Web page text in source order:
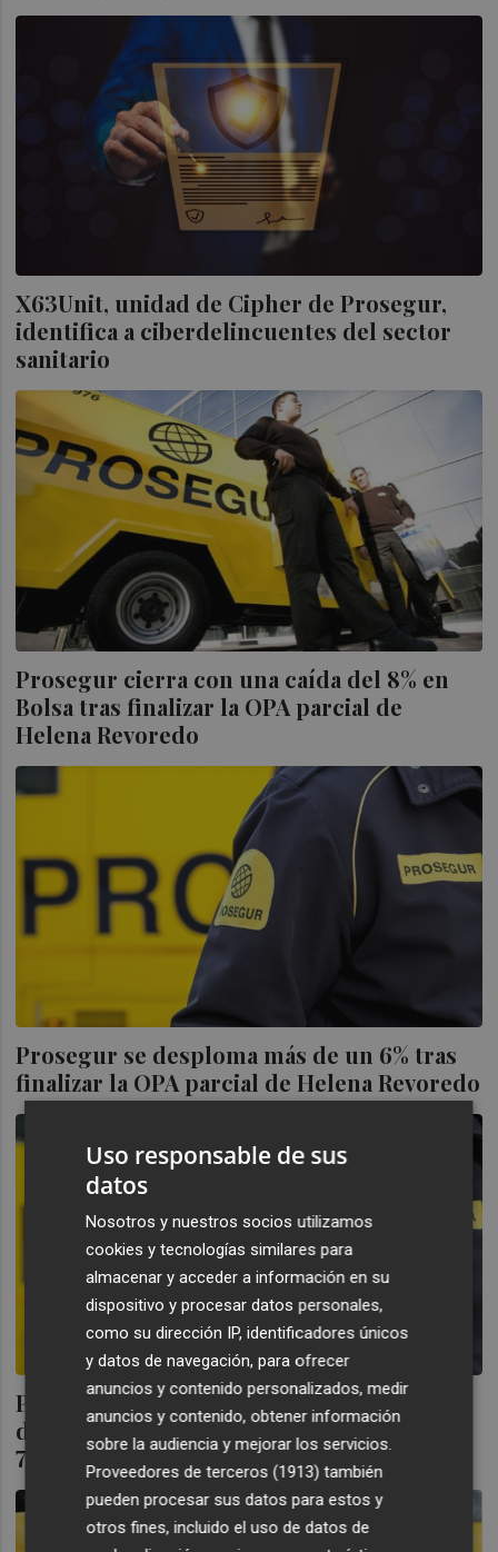
X63Unit, unidad de Cipher de Prosegur,
identifica a ciberdelincuentes del sector
sanitario
Prosegur cierra con una caída del 8% en
Bolsa tras finalizar la OPA parcial de
Helena Revoredo
Prosegur se desploma más de un 6% tras
finalizar la OPA parcial de Helena Revoredo
Prosegur cierra el próximo martes la opa
de Helena Revoredo para el control del
75%
Uso responsable de sus
datos
Nosotros y nuestros socios utilizamos
cookies y tecnologías similares para
almacenar y acceder a información en su
dispositivo y procesar datos personales,
como su dirección IP, identificadores únicos
y datos de navegación, para ofrecer
anuncios y contenido personalizados, medir
anuncios y contenido, obtener información
sobre la audiencia y mejorar los servicios.
Proveedores de terceros (1913) también
pueden procesar sus datos para estos y
otros fines, incluido el uso de datos de